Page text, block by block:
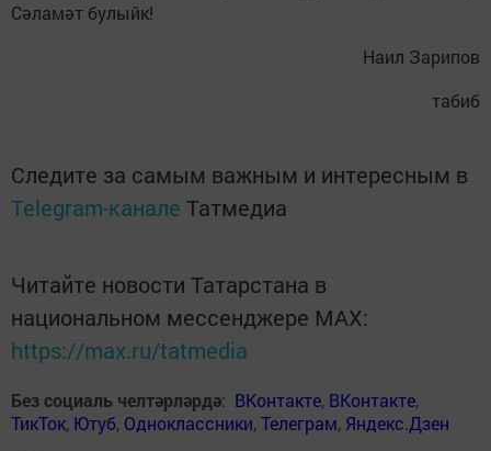
Сәламәт булыйк!
Наил Зарипов
табиб
Следите за самым важным и интересным в
Telegram-канале Татмедиа
Читайте новости Татарстана в
национальном мессенджере MАХ:
https://max.ru/tatmedia
Без социаль челтәрләрдә: ВКонтакте, ВКонтакте,
ТикТок, Ютуб, Одноклассники,Телеграм, Яндекс.Дзен